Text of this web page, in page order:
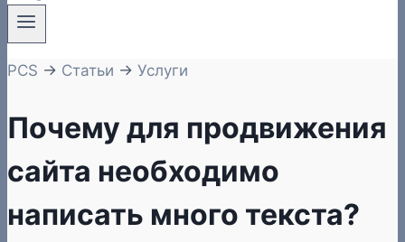
PCS → Статьи → Услуги
Почему для продвижения
сайта необходимо
написать много текста?